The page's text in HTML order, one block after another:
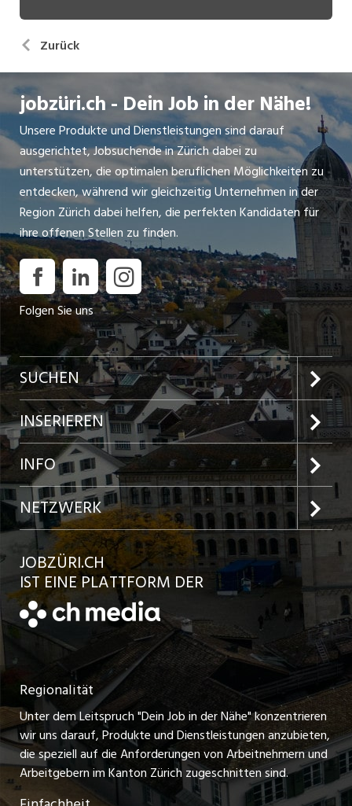
Zurück
jobzüri.ch - Dein Job in der Nähe!
Unsere Produkte und Dienstleistungen sind darauf
ausgerichtet, Jobsuchende in Zürich dabei zu
unterstützen, die optimalen beruflichen Möglichkeiten zu
entdecken, während wir gleichzeitig Unternehmen in der
Region Zürich dabei helfen, die perfekten Kandidaten für
ihre offenen Stellen zu finden.
Folgen Sie uns
SUCHEN
Jobs im Kanton Zürich
Jobs in der Stadt Zürich
Jobs in der Stadt Winterthur
Jobs in der Stadt Bülach
Jobs in der Stadt Uster
Jobs in der Stadt Horgen
Festanstellungen
Temporäre Jobs
Freelance Jobs
Praktikum-Jobs
Lehrstellen
INSERIEREN
Preise und Leistungen
Inserat aufgeben
Kundenlogin
Schnittstelle
INFO
Team
Ratgeber
AGB
Datenschutzerklärung
Nutzungsbedingungen
Impressum
Stellenmeldepflicht
NETZWERK
jobbasel.ch
jobbern.ch
jobmittelland.ch
zentraljob.ch
myjob.ch
schaffu.ch (VS)
JOBZÜRI.CH
IST EINE PLATTFORM DER
Regionalität
Unter dem Leitspruch "Dein Job in der Nähe" konzentrieren
wir uns darauf, Produkte und Dienstleistungen anzubieten,
die speziell auf die Anforderungen von Arbeitnehmern und
Arbeitgebern im Kanton Zürich zugeschnitten sind.